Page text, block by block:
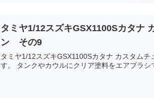
タミヤ1/12スズキGSX1100Sカタナ
ン その9
タミヤ1/12スズキGSX1100Sカタナ カスタムチ